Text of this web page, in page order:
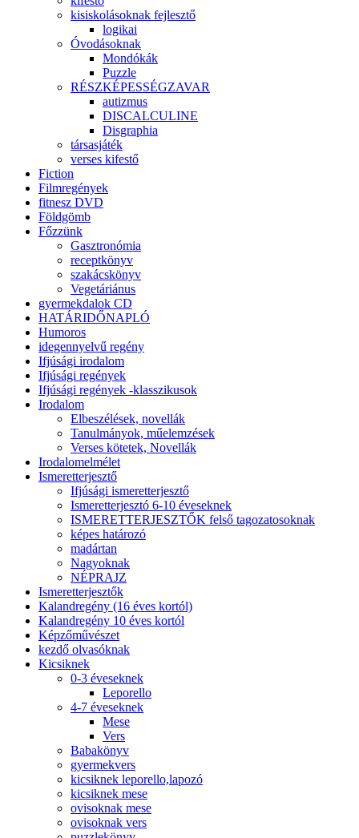
kisiskolásoknak fejlesztő
logikai
Óvodásoknak
Mondókák
Puzzle
RÉSZKÉPESSÉGZAVAR
autizmus
DISCALCULINE
Disgraphia
társasjáték
verses kifestő
Fiction
Filmregények
fitnesz DVD
Földgömb
Főzzünk
Gasztronómia
receptkönyv
szakácskönyv
Vegetáriánus
gyermekdalok CD
HATÁRIDŐNAPLÓ
Humoros
idegennyelvű regény
Ifjúsági irodalom
Ifjúsági regények
Ifjúsági regények -klasszikusok
Irodalom
Elbeszélések, novellák
Tanulmányok, műelemzések
Verses kötetek, Novellák
Irodalomelmélet
Ismeretterjesztő
Ifjúsági ismeretterjesztő
Ismeretterjesztó 6-10 éveseknek
ISMERETTERJESZTŐK felső tagozatosoknak
képes határozó
madártan
Nagyoknak
NÉPRAJZ
Ismeretterjesztők
Kalandregény (16 éves kortól)
Kalandregény 10 éves kortól
Képzőművészet
kezdő olvasóknak
Kicsiknek
0-3 éveseknek
Leporello
4-7 éveseknek
Mese
Vers
Babakönyv
gyermekvers
kicsiknek leporello,lapozó
kicsiknek mese
ovisoknak mese
ovisoknak vers